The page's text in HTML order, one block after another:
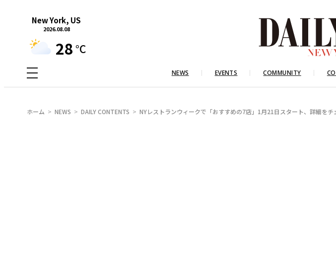
New York, US
2026.08.08
28 °C
NEWS EVENTS COMMUNITY
ホーム NEWS DAILY CONTENTS NYレストランウィークで「おすすめの7店」1月21日スタート、詳細をチ